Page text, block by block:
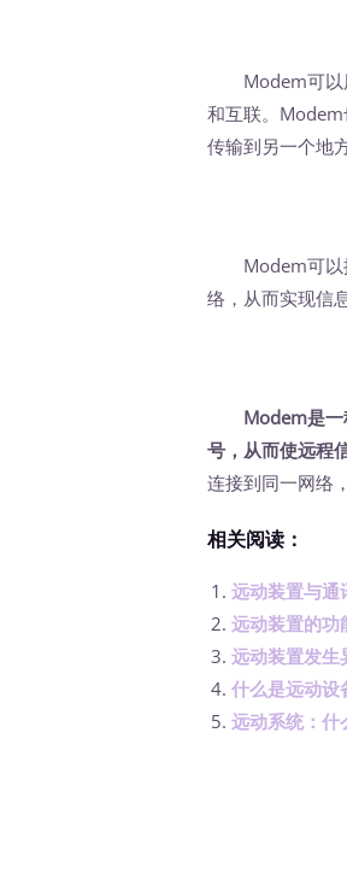
Modem可以用
和互联。
传输到另一个地
Modem可以提
络，从而实现信
Modem是
号，从而使远程
连接到同一网络
相关阅读：
远动装置与通
远动装置的功
远动装置发生
什么是远动设
远动系统：什